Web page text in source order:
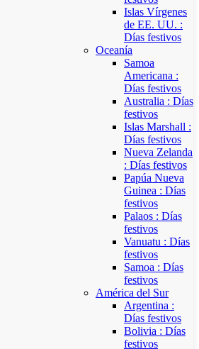
Islas Vírgenes
de EE. UU. :
Días festivos
Oceanía
Samoa
Americana :
Días festivos
Australia : Días
festivos
Islas Marshall :
Días festivos
Nueva Zelanda
: Días festivos
Papúa Nueva
Guinea : Días
festivos
Palaos : Días
festivos
Vanuatu : Días
festivos
Samoa : Días
festivos
América del Sur
Argentina :
Días festivos
Bolivia : Días
festivos